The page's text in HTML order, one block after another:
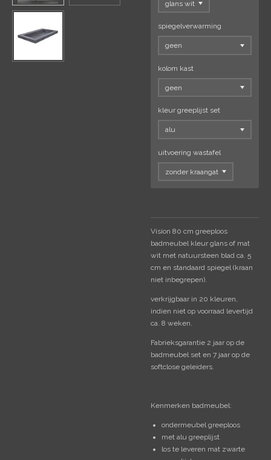
spiegelverwarming
kolom kast
kleur greeplijst set
uitvoering wastafel
Vision 80 cm greeploos
badmeubel kleur glans of mat
wit met natuursteen blad ca. 5
cm en standaard spiegel (kraan
niet inbegrepen).
verkrijgbaar in 20 kleuren,
indien niet op voorraad levertijd
ca. 8 weken.
Fabrieksgarantie 2 jaar op de
badmeubel set en 7 jaar op de
softclose geleiders.
Kenmerken badmeubel:
ondermeubel greeploos
met alu greeplijst
los te leveren mat zwarte